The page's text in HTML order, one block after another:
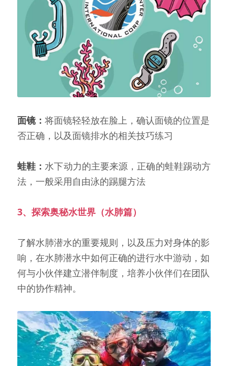
面镜： 将面镜轻轻放在脸上，确认面镜的位置是
否正确，以及面镜排水的相关技巧练习
蛙鞋：水下动力的主要来源，正确的蛙鞋踢动方
法，一般采用自由泳的踢腿方法
3、探索奥秘水世界（水肺篇）
了解水肺潜水的重要规则，以及压力对身体的影
响，在水肺潜水中如何正确的进行水中游动，如
何与小伙伴建立潜伴制度，培养小伙伴们在团队
中的协作精神。